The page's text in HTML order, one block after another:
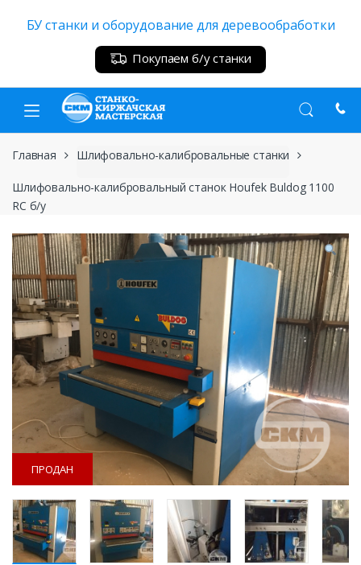
БУ станки и оборудование для деревообработки
Покупаем б/у станки
Главная Шлифовально-калибровальные станки
Шлифовально-калибровальный станок Houfek Buldog 1100
RC б/у
ПРОДАН